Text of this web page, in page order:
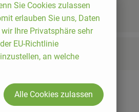
Sie Cookies zulassen
erlauben Sie uns, Daten
Ihre Privatsphäre sehr
EU-Richtlinie
an welche
Alle Cookies zulassen